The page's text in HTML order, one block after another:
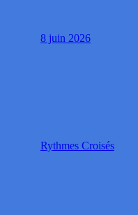
8 juin 2026
Rythmes Croisés